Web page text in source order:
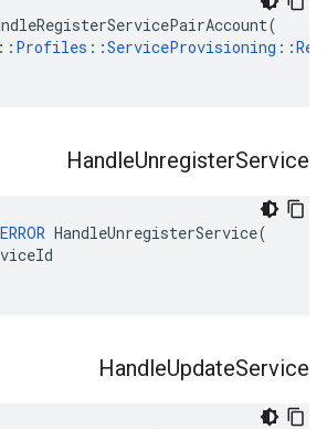
HandleUnregisterService
HandleUnregisterService(
HandleUpdateService